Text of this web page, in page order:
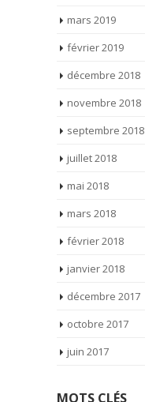
mars 2019
février 2019
décembre 2018
novembre 2018
septembre 2018
juillet 2018
mai 2018
mars 2018
février 2018
janvier 2018
décembre 2017
octobre 2017
juin 2017
MOTS CLÉS